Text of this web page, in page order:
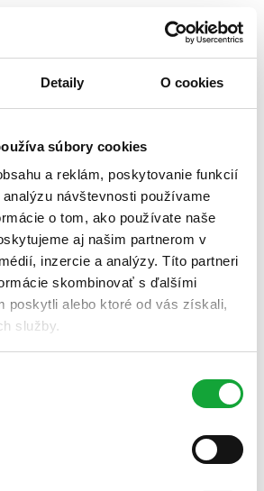
Detaily O cookies
súbory cookies
a reklám, poskytovanie funkcií
návštevnosti používame
o tom, ako používate naše
aj našim partnerom v
inzercie a analýzy. Títo partneri
skombinovať s ďalšími
poskytli alebo ktoré od vás získali,
služby.